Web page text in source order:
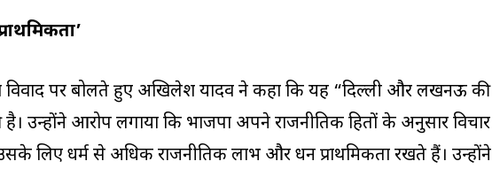
विवाद पर बोलते हुए अखिलेश यादव ने कहा कि यह “दिल्ली और लखनऊ की
उन्होंने आरोप लगाया कि भाजपा अपने राजनीतिक हितों के अनुसार विचार
लिए धर्म से अधिक राजनीतिक लाभ और धन प्राथमिकता रखते हैं। उन्होंने